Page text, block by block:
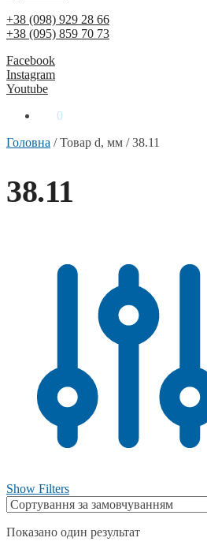
+38 (098) 929 28 66
+38 (095) 859 70 73
Facebook
Instagram
Youtube
0
Головна /Товар d, мм /38.11
38.11
Show Filters
Показано один результат